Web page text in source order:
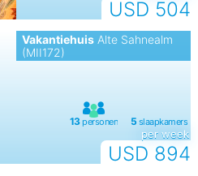
USD 504
VakantiehuisAlte Sahnealm
(MII172)
USD 894
per week